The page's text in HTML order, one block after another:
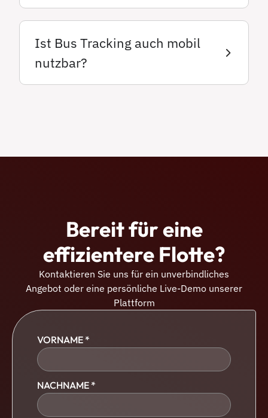
Ist Bus Tracking auch mobil
nutzbar?
Bereit für eine
effizientere Flotte?
Kontaktieren Sie uns für ein unverbindliches
Angebot oder eine persönliche Live-Demo unserer
Plattform
VORNAME *
NACHNAME *